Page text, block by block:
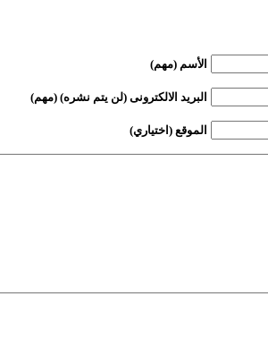
الأسم (مهم)
البريد الالكترونى (لن يتم نشره) (مهم)
الموقع (اختياري)